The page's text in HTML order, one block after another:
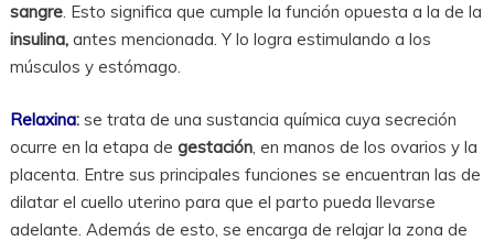
sangre. Esto significa que cumple la función opuesta a la de la
insulina, antes mencionada. Y lo logra estimulando a los
músculos y estómago.
Relaxina: se trata de una sustancia química cuya secreción
ocurre en la etapa de gestación, en manos de los ovarios y la
placenta. Entre sus principales funciones se encuentran las de
dilatar el cuello uterino para que el parto pueda llevarse
adelante. Además de esto, se encarga de relajar la zona de